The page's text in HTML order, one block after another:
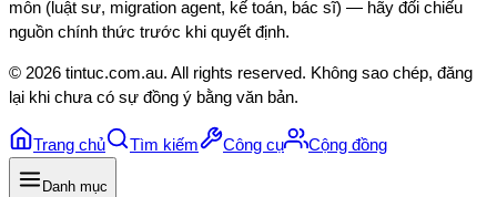
môn (luật sư, migration agent, kế toán, bác sĩ) — hãy đối chiếu
nguồn chính thức trước khi quyết định.
© 2026 tintuc.com.au. All rights reserved. Không sao chép, đăng
lại khi chưa có sự đồng ý bằng văn bản.
Trang chủ Tìm kiếm Công cụ Cộng đồng
Danh mục